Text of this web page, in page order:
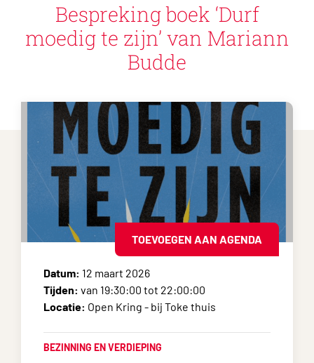
Bespreking boek ‘Durf
moedig te zijn’ van Mariann
Budde
TOEVOEGEN AAN AGENDA
Datum: 12 maart 2026
Tijden: van 19:30:00 tot 22:00:00
Locatie: Open Kring - bij Toke thuis
BEZINNING EN VERDIEPING